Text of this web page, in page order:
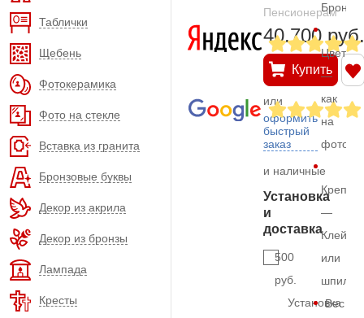
Таблички
Щебень
Фотокерамика
Фото на стекле
Вставка из гранита
Бронзовые буквы
Декор из акрила
Декор из бронзы
Лампада
Кресты
Пенсионерам
40.700 руб.
Купить
или
оформить
быстрый
заказ
и наличные
Установка
и
доставка
500
руб.
Установка
Бронза
Цвет
—
как
на
фото
—
Клей
или
Вес